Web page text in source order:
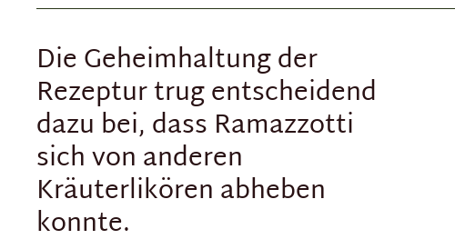
Die Geheimhaltung der
Rezeptur trug entscheidend
dazu bei, dass Ramazzotti
sich von anderen
Kräuterlikören abheben
konnte.